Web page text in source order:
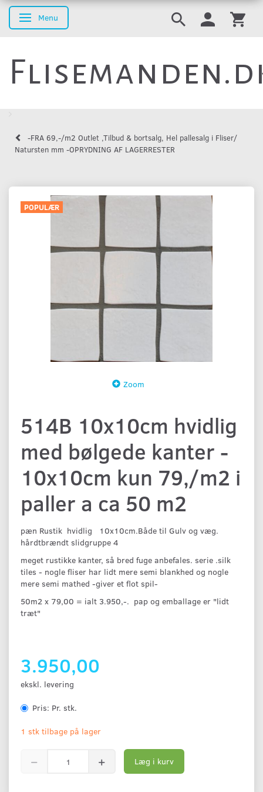
Skifte navigation
Menu
-FRA 69,-/m2 Outlet ,Tilbud & bortsalg, Hel pallesalg i Fliser/
Natursten mm -OPRYDNING AF LAGERRESTER
POPULÆR
Zoom
514B 10x10cm hvidlig
med bølgede kanter -
10x10cm kun 79,/m2 i
paller a ca 50 m2
pæn Rustik hvidlig 10x10cm.Både til Gulv og væg.
hårdtbrændt slidgruppe 4
meget rustikke kanter, så bred fuge anbefales. serie .silk
tiles - nogle fliser har lidt mere semi blankhed og nogle
mere semi mathed -giver et flot spil-
50m2 x 79,00 = ialt 3.950,-. pap og emballage er "lidt
træt"
3.950,00
ekskl. levering
Pris: Pr. stk.
1 stk tilbage på lager
Læg i kurv